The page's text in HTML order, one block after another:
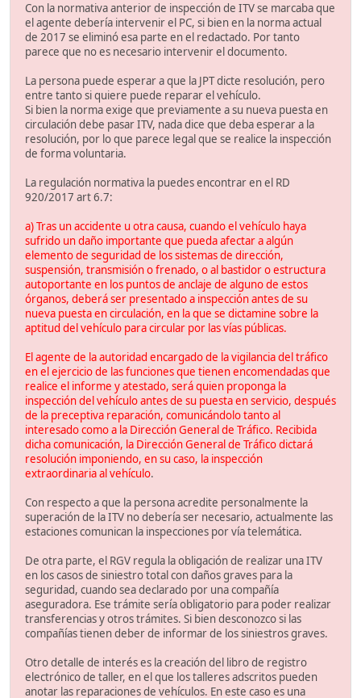
Con la normativa anterior de inspección de ITV se marcaba que
el agente debería intervenir el PC, si bien en la norma actual
de 2017 se eliminó esa parte en el redactado. Por tanto
parece que no es necesario intervenir el documento.
La persona puede esperar a que la JPT dicte resolución, pero
entre tanto si quiere puede reparar el vehículo.
Si bien la norma exige que previamente a su nueva puesta en
circulación debe pasar ITV, nada dice que deba esperar a la
resolución, por lo que parece legal que se realice la inspección
de forma voluntaria.
La regulación normativa la puedes encontrar en el RD
920/2017 art 6.7:
a) Tras un accidente u otra causa, cuando el vehículo haya
sufrido un daño importante que pueda afectar a algún
elemento de seguridad de los sistemas de dirección,
suspensión, transmisión o frenado, o al bastidor o estructura
autoportante en los puntos de anclaje de alguno de estos
órganos, deberá ser presentado a inspección antes de su
nueva puesta en circulación, en la que se dictamine sobre la
aptitud del vehículo para circular por las vías públicas.
El agente de la autoridad encargado de la vigilancia del tráfico
en el ejercicio de las funciones que tienen encomendadas que
realice el informe y atestado, será quien proponga la
inspección del vehículo antes de su puesta en servicio, después
de la preceptiva reparación, comunicándolo tanto al
interesado como a la Dirección General de Tráfico. Recibida
dicha comunicación, la Dirección General de Tráfico dictará
resolución imponiendo, en su caso, la inspección
extraordinaria al vehículo.
Con respecto a que la persona acredite personalmente la
superación de la ITV no debería ser necesario, actualmente las
estaciones comunican la inspecciones por vía telemática.
De otra parte, el RGV regula la obligación de realizar una ITV
en los casos de siniestro total con daños graves para la
seguridad, cuando sea declarado por una compañía
aseguradora. Ese trámite sería obligatorio para poder realizar
transferencias y otros trámites. Si bien desconozco si las
compañías tienen deber de informar de los siniestros graves.
Otro detalle de interés es la creación del libro de registro
electrónico de taller, en el que los talleres adscritos pueden
anotar las reparaciones de vehículos. En este caso es una